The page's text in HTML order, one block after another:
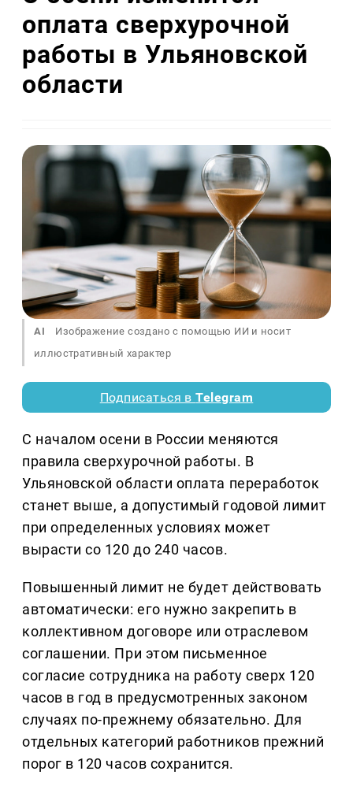
оплата сверхурочной
работы в Ульяновской
области
AI
Изображение создано с помощью ИИ и носит
иллюстративный характер
Подписаться вTelegram
С началом осени в России меняются
правила сверхурочной работы. В
Ульяновской области оплата переработок
станет выше, а допустимый годовой лимит
при определенных условиях может
вырасти со 120 до 240 часов.
Повышенный лимит не будет действовать
автоматически: его нужно закрепить в
коллективном договоре или отраслевом
соглашении. При этом письменное
согласие сотрудника на работу сверх 120
часов в год в предусмотренных законом
случаях по-прежнему обязательно. Для
отдельных категорий работников прежний
порог в 120 часов сохранится.